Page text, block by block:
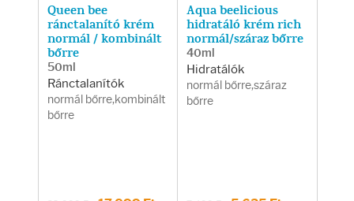
Queen bee
ránctalanító krém
normál / kombinált
bőrre
50ml
Ránctalanítók
normál bőrre,kombinált
bőrre
Aqua beelicious
hidratáló krém rich
normál/száraz bőrre
40ml
Hidratálók
normál bőrre,száraz
bőrre
Hajápolás
Samponok
Hajkondicionálók
Hajhullás kezelése